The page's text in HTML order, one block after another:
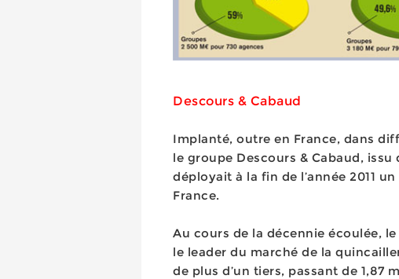
Descours & Cabaud
Implanté, outre en France, dans
le groupe Descours & Cabaud, issu
déployait à la fin de l’année 2011
France.
Au cours de la décennie écoulée,
le leader du marché de la
de plus d’un tiers, passant de 1,87